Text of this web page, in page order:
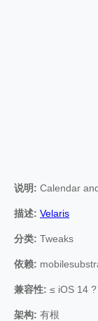
说明: Calendar
描述: Velaris
分类: Tweaks
依赖:
兼容性: ≤ iOS 14 ?
架构: 有根